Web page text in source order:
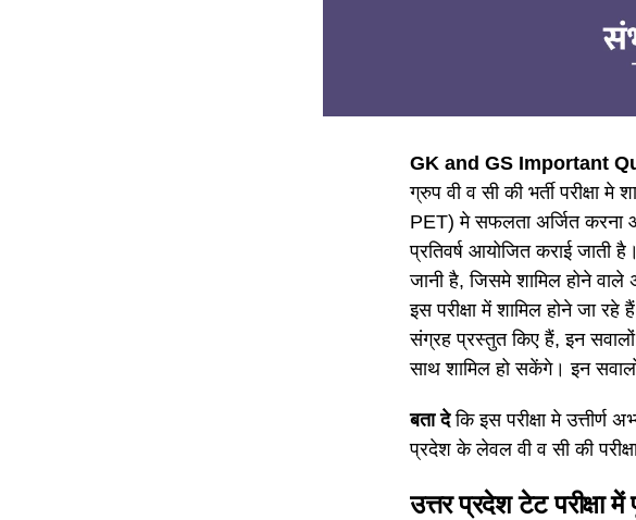
GK and GS Important
ग्रुप वी व सी की भर्ती परीक्षा मे
PET) मे सफलता अर्जित करना
प्रतिवर्ष आयोजित कराई जाती
जानी है, जिसमे शामिल होने वाले
इस परीक्षा में शामिल होने जा
संग्रह प्रस्तुत किए हैं, इन सवालों
साथ शामिल हो सकेंगे। इन
बता देकि इस परीक्षा मे उत्तीर्ण
प्रदेश के लेवल वी व सी की
उत्तर प्रदेश टेट परीक्षा